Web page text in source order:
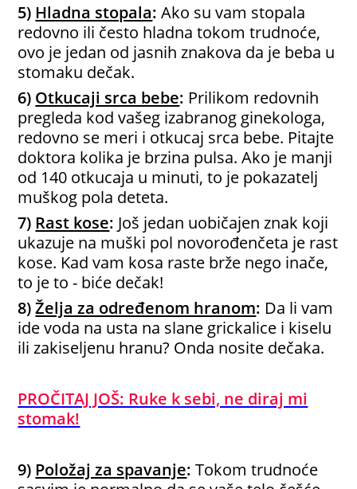
5) Hladna stopala: Ako su vam stopala
redovno ili često hladna tokom trudnoće,
ovo je jedan od jasnih znakova da je beba u
stomaku dečak.
6) Otkucaji srca bebe: Prilikom redovnih
pregleda kod vašeg izabranog ginekologa,
redovno se meri i otkucaj srca bebe. Pitajte
doktora kolika je brzina pulsa. Ako je manji
od 140 otkucaja u minuti, to je pokazatelj
muškog pola deteta.
7) Rast kose: Još jedan uobičajen znak koji
ukazuje na muški pol novorođenčeta je rast
kose. Kad vam kosa raste brže nego inače,
to je to - biće dečak!
8)Želja za određenom hranom: Da li vam
ide voda na usta na slane grickalice i kiselu
ili zakiseljenu hranu? Onda nosite dečaka.
PROČITAJ JOŠ: Ruke k sebi, ne diraj mi
stomak!
9) Položaj za spavanje: Tokom trudnoće